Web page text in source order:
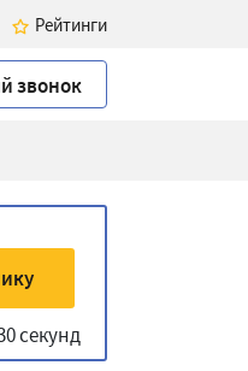
Рейтинги
звонок
секунд